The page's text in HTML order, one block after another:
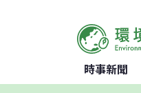
時事新聞